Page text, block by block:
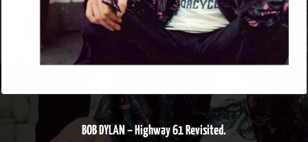
BOB DYLAN – Highway 61 Revisited.